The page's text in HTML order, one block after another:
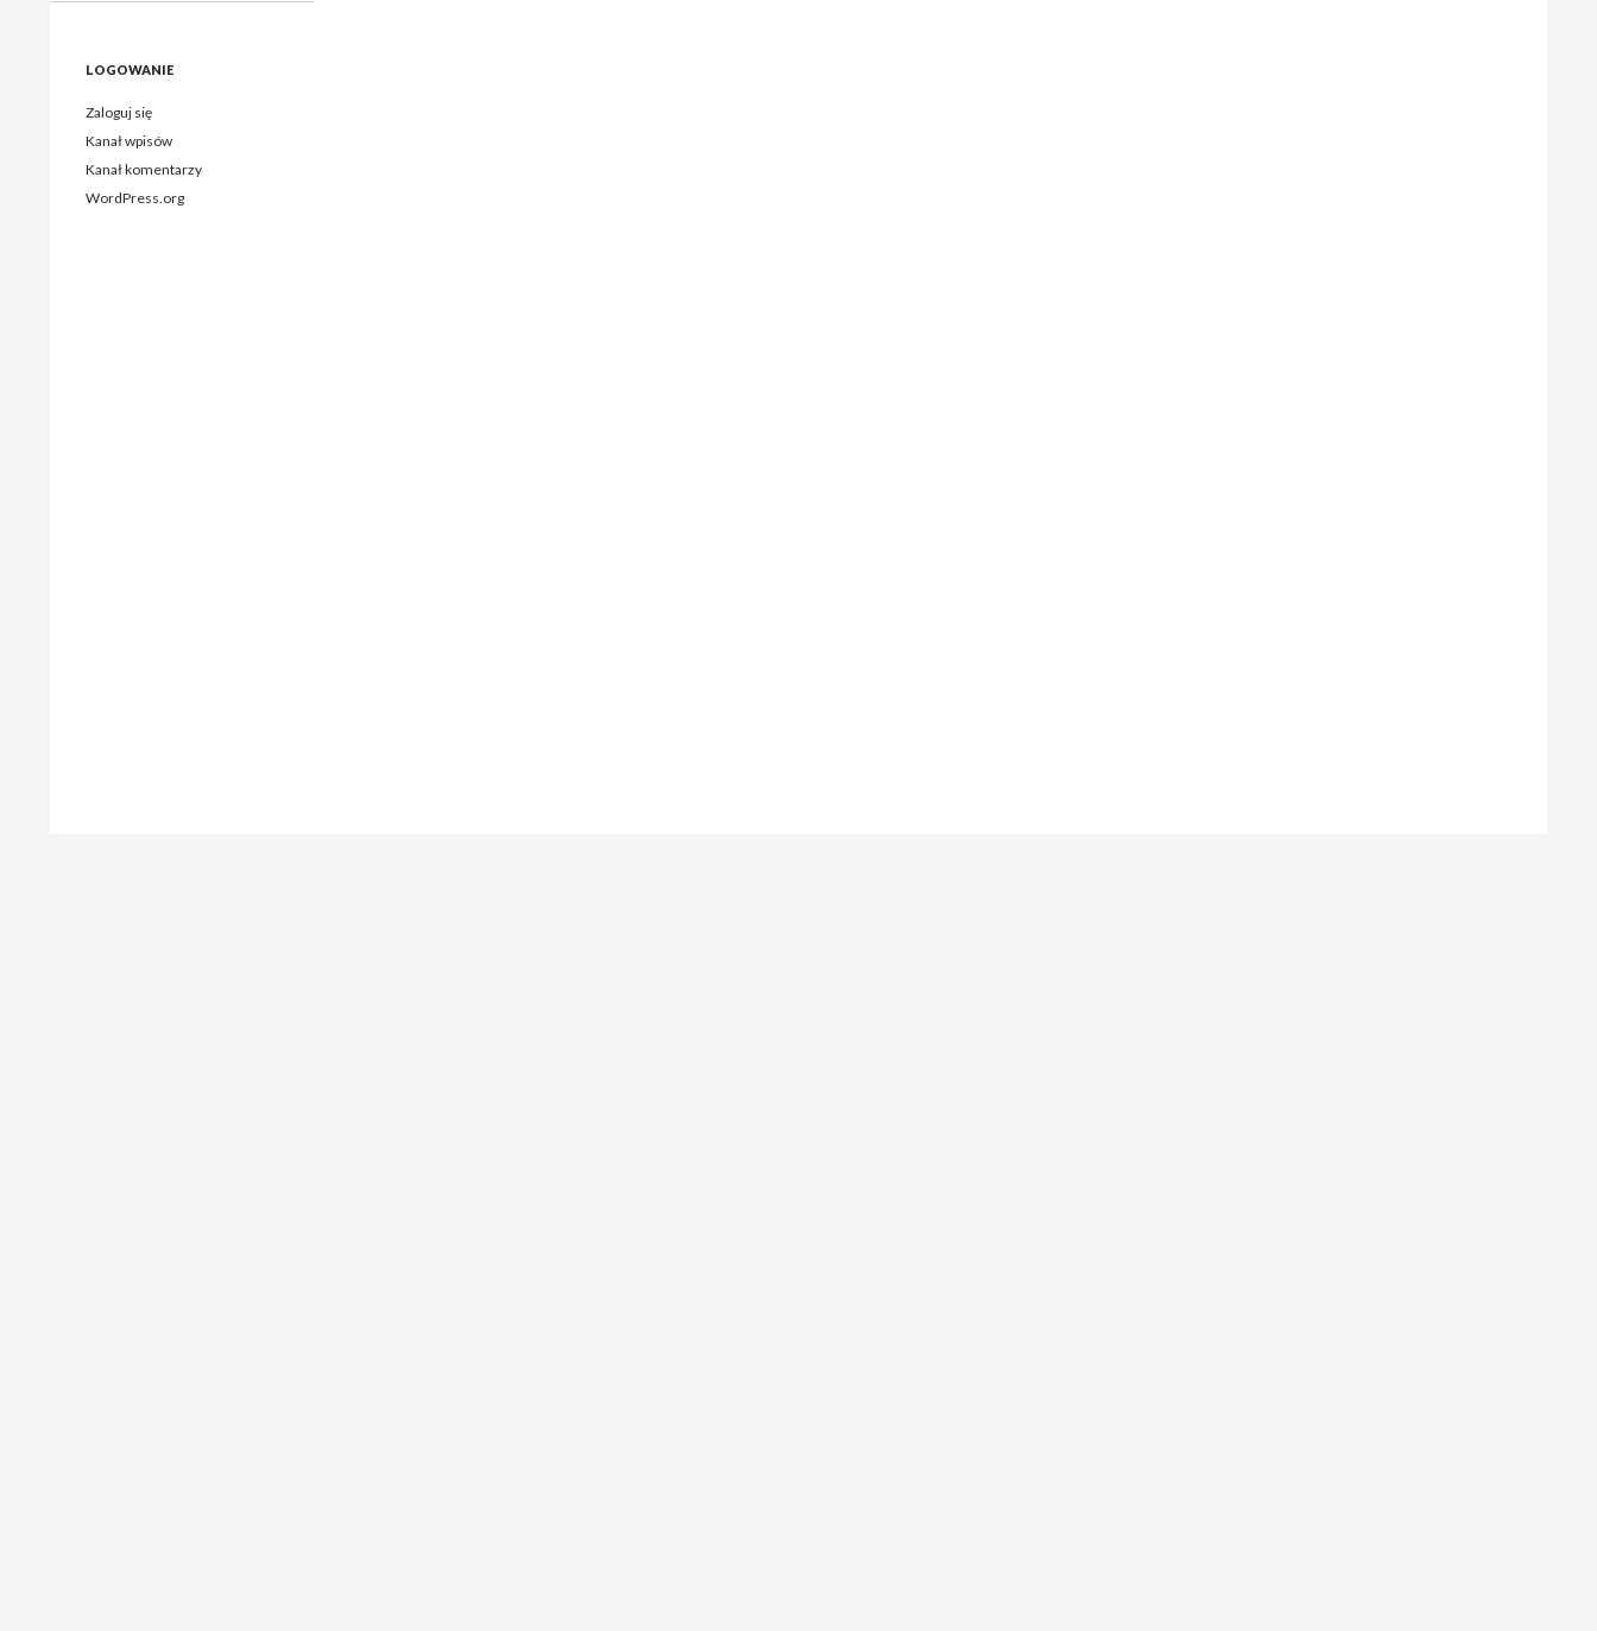
LOGOWANIE
Zaloguj się
Kanał wpisów
Kanał komentarzy
WordPress.org